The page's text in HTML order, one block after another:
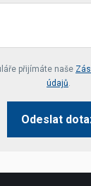
přijímáte naše
údajů.
Odeslat